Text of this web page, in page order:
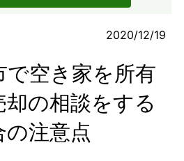
2020/12/19
で空き家を所有
の相談をする
の注意点